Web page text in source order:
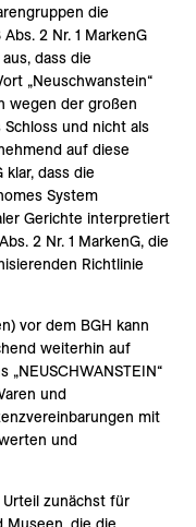
die
2 Nr. 1 MarkenG
dass die
„Neuschwanstein“
wegen der großen
und nicht als
auf diese
dass die
System
Gerichte interpretiert
2 Nr. 1 MarkenG, die
Richtlinie
vor dem BGH kann
weiterhin auf
und
mit
und
zunächst für